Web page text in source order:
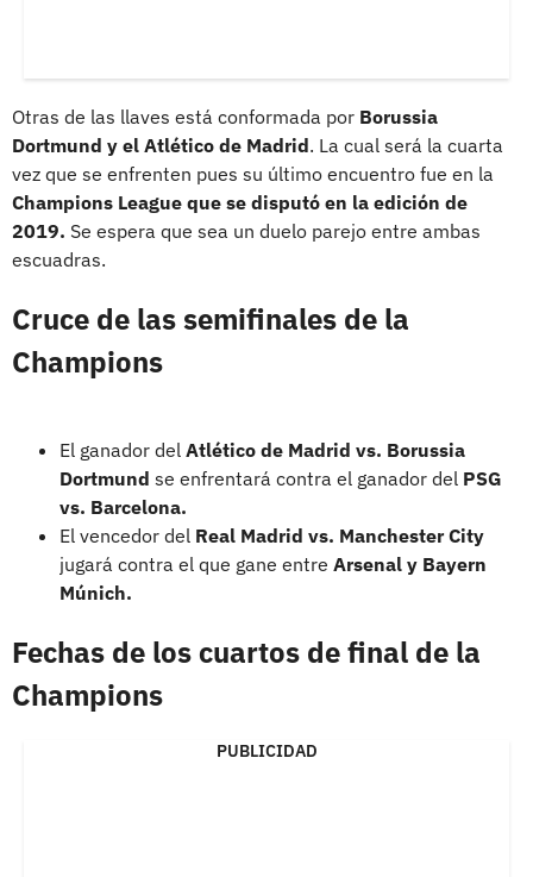
Otras de las llaves está conformada por Borussia
Dortmund y el Atlético de Madrid. La cual será la cuarta
vez que se enfrenten pues su último encuentro fue en la
Champions League que se disputó en la edición de
2019. Se espera que sea un duelo parejo entre ambas
escuadras.
Cruce de las semifinales de la
Champions
El ganador del Atlético de Madrid vs. Borussia
Dortmund se enfrentará contra el ganador del PSG
vs. Barcelona.
El vencedor del Real Madrid vs. Manchester City
jugará contra el que gane entre Arsenal y Bayern
Múnich.
Fechas de los cuartos de final de la
Champions
PUBLICIDAD